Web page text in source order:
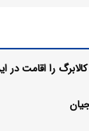
را اقامت در